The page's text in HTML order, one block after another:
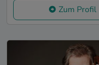
Zum Profil